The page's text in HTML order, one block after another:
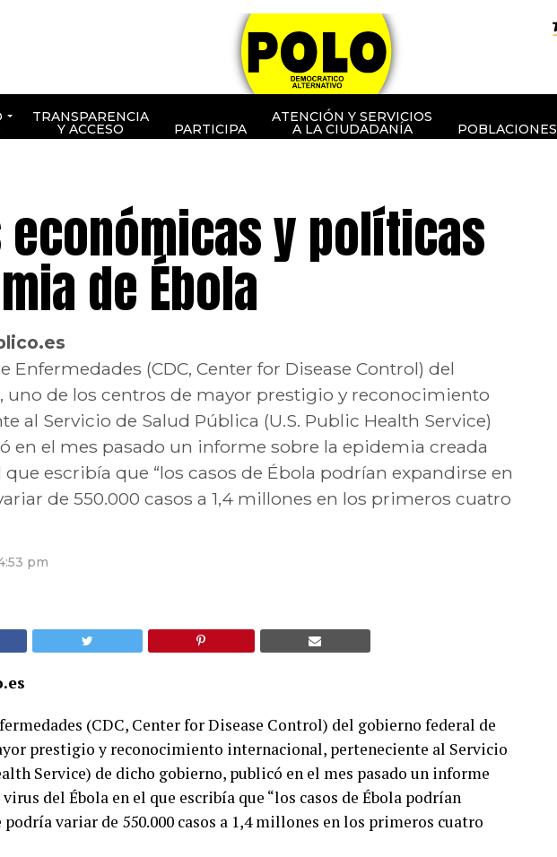
TRANSPARENCIA
Y ACCESO PARTICIPA
ATENCIÓN Y SERVICIOS
A LA CIUDADANÍA POBLACIONES
económicas y políticas
de Ébola
Enfermedades (CDC, Center for Disease Control) del
uno de los centros de mayor prestigio y reconocimiento
al Servicio de Salud Pública (U.S. Public Health Service)
en el mes pasado un informe sobre la epidemia creada
escribía que “los casos de Ébola podrían expandirse en
de 550.000 casos a 1,4 millones en los primeros cuatro
pm
(CDC, Center for Disease Control) del gobierno federal de
prestigio y reconocimiento internacional, perteneciente al Servicio
Service) de dicho gobierno, publicó en el mes pasado un informe
del Ébola en el que escribía que “los casos de Ébola podrían
variar de 550.000 casos a 1,4 millones en los primeros cuatro